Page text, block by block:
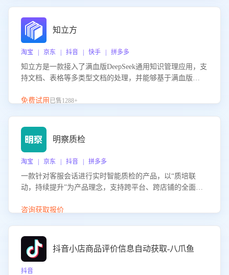
知立方
淘宝 | 京东 | 抖音 | 快手 | 拼多多
知立方是一款接入了满血版DeepSeek通用知识管理应用，支
持文档、表格等多类型文档的处理，并能够基于满血版
识支持，帮助用户高效管理和利用知识资源。通过该产品，
免费试用 已售1288+
明察质检
淘宝 | 京东 | 抖音 | 拼多多
一款针对客服会话进行实时智能质检的产品，以“质培联
动，持续提升”为产品理念，支持跨平台、跨店铺的全面、
升客服团队的销服能力。
咨询获取报价
抖音小店商品评价信息自动获取-八爪鱼
抖音